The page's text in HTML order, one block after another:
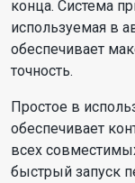
конца. Система
используемая в
обеспечивает
точность.
Простое в
обеспечивает
всех
быстрый запуск